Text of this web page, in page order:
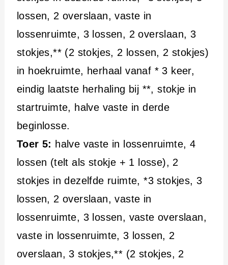
lossen, 2 overslaan, vaste in
lossenruimte, 3 lossen, 2 overslaan, 3
stokjes,** (2 stokjes, 2 lossen, 2 stokjes)
in hoekruimte, herhaal vanaf * 3 keer,
eindig laatste herhaling bij **, stokje in
startruimte, halve vaste in derde
beginlosse.
Toer 5: halve vaste in lossenruimte, 4
lossen (telt als stokje + 1 losse), 2
stokjes in dezelfde ruimte, *3 stokjes, 3
lossen, 2 overslaan, vaste in
lossenruimte, 3 lossen, vaste overslaan,
vaste in lossenruimte, 3 lossen, 2
overslaan, 3 stokjes,** (2 stokjes, 2